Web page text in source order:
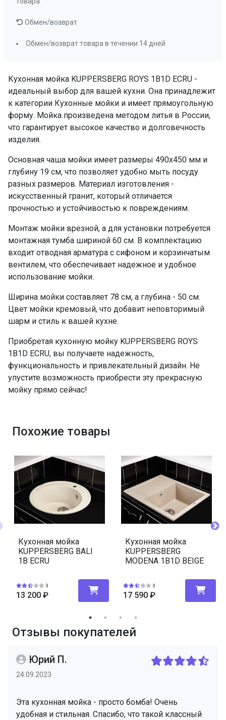
Кухонная мойка KUPPERSBERG ROYS 1B1D ECRU -
идеальный выбор для вашей кухни. Она принадлежит
к категории Кухонные мойки и имеет прямоугольную
форму. Мойка произведена методом литья в России,
что гарантирует высокое качество и долговечность
изделия.
Основная чаша мойки имеет размеры 490x450 мм и
глубину 19 см, что позволяет удобно мыть посуду
разных размеров. Материал изготовления -
искусственный гранит, который отличается
прочностью и устойчивостью к повреждениям.
Монтаж мойки врезной, а для установки потребуется
монтажная тумба шириной 60 см. В комплектацию
входит отводная арматура с сифоном и корзинчатым
вентилем, что обеспечивает надежное и удобное
использование мойки.
Ширина мойки составляет 78 см, а глубина - 50 см.
Цвет мойки кремовый, что добавит неповторимый
шарм и стиль к вашей кухне.
Приобретая кухонную мойку KUPPERSBERG ROYS
1B1D ECRU, вы получаете надежность,
функциональность и привлекательный дизайн. Не
упустите возможность приобрести эту прекрасную
мойку прямо сейчас!
Обмен/возврат
Обмен/возврат товара в течении 14 дней
Похожие товары
Кухонная мойка
KUPPERSBERG BALI
1B ECRU
3
13 200 ₽
Кухонная мойка
KUPPERSBERG
MODENA 1B1D BEIGE
3
17 590 ₽
Отзывы покупателей
Юрий П.
24.09.2023
Эта кухонная мойка - просто бомба! Очень
удобная и стильная. Спасибо, что такой классный